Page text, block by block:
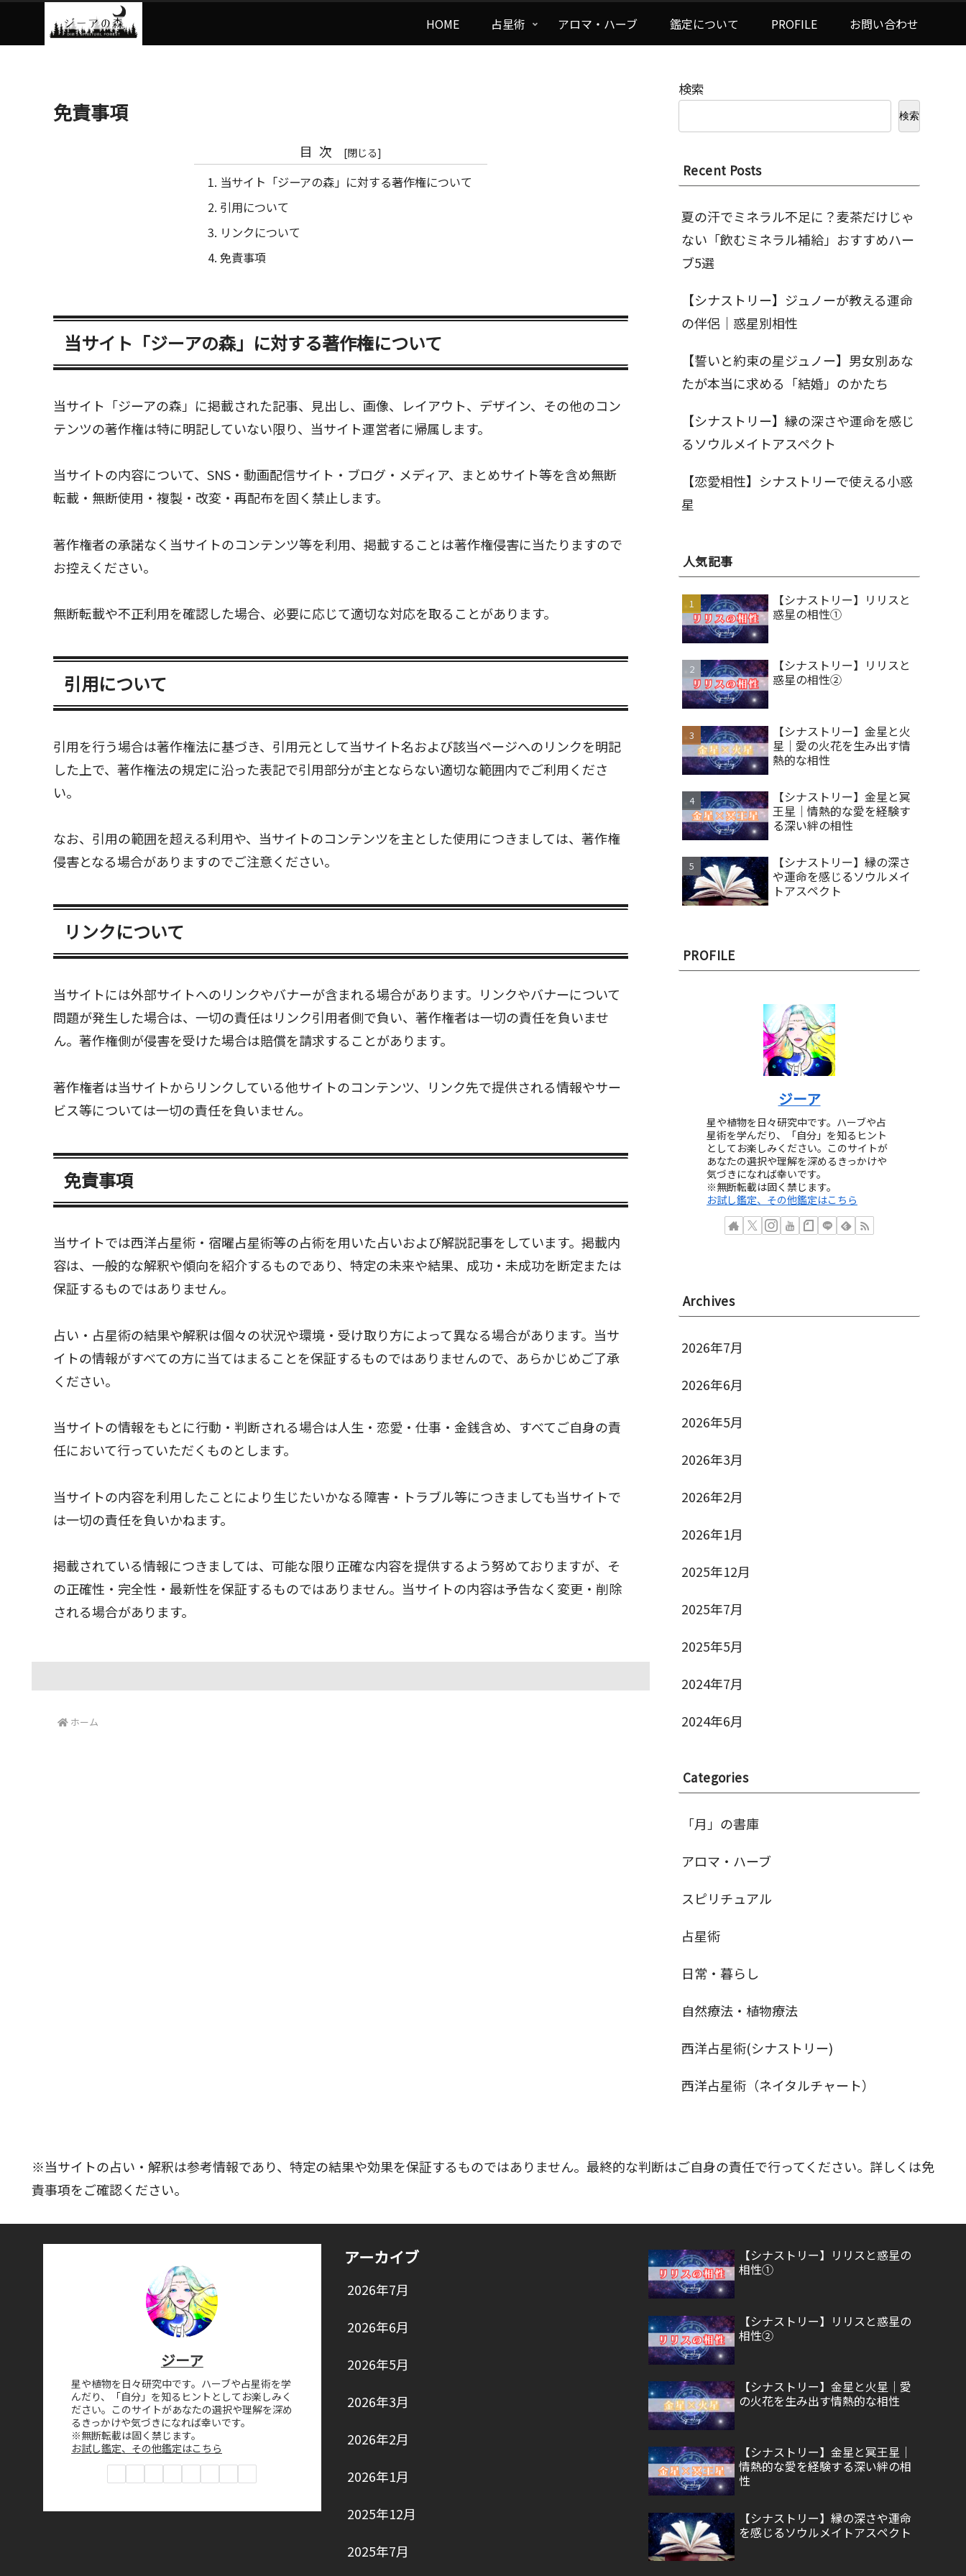
HOME 占星術 アロマ・ハーブ 鑑定について PROFILE お問い合わせ
免責事項
目次
当サイト「ジーアの森」に対する著作権について
引用について
リンクについて
免責事項
当サイト「ジーアの森」に対する著作権について
当サイト「ジーアの森」に掲載された記事、見出し、画像、レイアウト、デザイン、その他のコン
テンツの著作権は特に明記していない限り、当サイト運営者に帰属します。
当サイトの内容について、SNS・動画配信サイト・ブログ・メディア、まとめサイト等を含め無断
転載・無断使用・複製・改変・再配布を固く禁止します。
著作権者の承諾なく当サイトのコンテンツ等を利用、掲載することは著作権侵害に当たりますので
お控えください。
無断転載や不正利用を確認した場合、必要に応じて適切な対応を取ることがあります。
引用について
引用を行う場合は著作権法に基づき、引用元として当サイト名および該当ページへのリンクを明記
した上で、著作権法の規定に沿った表記で引用部分が主とならない適切な範囲内でご利用くださ
い。
なお、引用の範囲を超える利用や、当サイトのコンテンツを主とした使用につきましては、著作権
侵害となる場合がありますのでご注意ください。
リンクについて
当サイトには外部サイトへのリンクやバナーが含まれる場合があります。リンクやバナーについて
問題が発生した場合は、一切の責任はリンク引用者側で負い、著作権者は一切の責任を負いませ
ん。著作権側が侵害を受けた場合は賠償を請求することがあります。
著作権者は当サイトからリンクしている他サイトのコンテンツ、リンク先で提供される情報やサー
ビス等については一切の責任を負いません。
免責事項
当サイトでは西洋占星術・宿曜占星術等の占術を用いた占いおよび解説記事をしています。掲載内
容は、一般的な解釈や傾向を紹介するものであり、特定の未来や結果、成功・未成功を断定または
保証するものではありません。
占い・占星術の結果や解釈は個々の状況や環境・受け取り方によって異なる場合があります。当サ
イトの情報がすべての方に当てはまることを保証するものではありませんので、あらかじめご了承
ください。
当サイトの情報をもとに行動・判断される場合は人生・恋愛・仕事・金銭含め、すべてご自身の責
任において行っていただくものとします。
当サイトの内容を利用したことにより生じたいかなる障害・トラブル等につきましても当サイトで
は一切の責任を負いかねます。
掲載されている情報につきましては、可能な限り正確な内容を提供するよう努めておりますが、そ
の正確性・完全性・最新性を保証するものではありません。当サイトの内容は予告なく変更・削除
される場合があります。
ホーム
検索
検索
Recent Posts
夏の汗でミネラル不足に？麦茶だけじゃ
ない「飲むミネラル補給」おすすめハー
ブ5選
【シナストリー】ジュノーが教える運命
の伴侶｜惑星別相性
【誓いと約束の星ジュノー】男女別あな
たが本当に求める「結婚」のかたち
【シナストリー】縁の深さや運命を感じ
るソウルメイトアスペクト
【恋愛相性】シナストリーで使える小惑
星
人気記事
【シナストリー】リリスと
惑星の相性①
【シナストリー】リリスと
惑星の相性②
【シナストリー】金星と火
星｜愛の火花を生み出す情
熱的な相性
【シナストリー】金星と冥
王星｜情熱的な愛を経験す
る深い絆の相性
【シナストリー】縁の深さ
や運命を感じるソウルメイ
トアスペクト
PROFILE
ジーア
星や植物を日々研究中です。ハーブや占
星術を学んだり、「自分」を知るヒント
としてお楽しみください。このサイトが
あなたの選択や理解を深めるきっかけや
気づきになれば幸いです。
※無断転載は固く禁じます。
お試し鑑定、その他鑑定はこちら
Archives
2026年7月
2026年6月
2026年5月
2026年3月
2026年2月
2026年1月
2025年12月
2025年7月
2025年5月
2024年7月
2024年6月
Categories
「月」の書庫
アロマ・ハーブ
スピリチュアル
占星術
日常・暮らし
自然療法・植物療法
西洋占星術(シナストリー)
西洋占星術（ネイタルチャート）
※当サイトの占い・解釈は参考情報であり、特定の結果や効果を保証するものではありません。最終的な判断はご自身の責任で行ってください。詳しくは免
責事項をご確認ください。
ジーア
星や植物を日々研究中です。ハーブや占星術を学
んだり、「自分」を知るヒントとしてお楽しみく
ださい。このサイトがあなたの選択や理解を深め
るきっかけや気づきになれば幸いです。
※無断転載は固く禁じます。
お試し鑑定、その他鑑定はこちら
アーカイブ
2026年7月
2026年6月
2026年5月
2026年3月
2026年2月
2026年1月
2025年12月
2025年7月
【シナストリー】リリスと惑星の
相性①
【シナストリー】リリスと惑星の
相性②
【シナストリー】金星と火星｜愛
の火花を生み出す情熱的な相性
【シナストリー】金星と冥王星｜
情熱的な愛を経験する深い絆の相
性
【シナストリー】縁の深さや運命
を感じるソウルメイトアスペクト